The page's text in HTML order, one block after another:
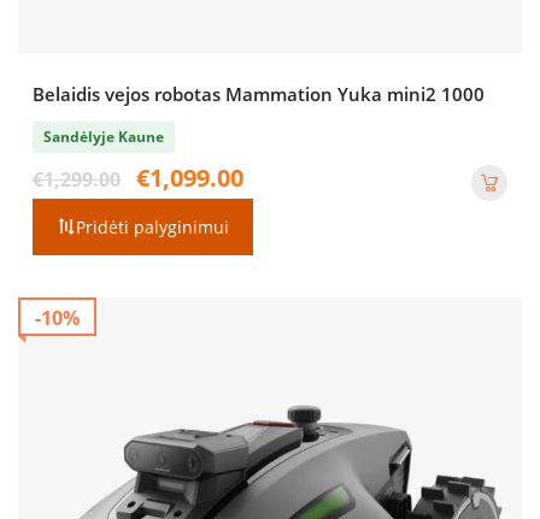
Belaidis vejos robotas Mammation Yuka mini2 1000
Sandėlyje Kaune
€1,299.00
Original
price
was:
€1,299.00.
€1,099.00
Pridėti palyginimui
-10%